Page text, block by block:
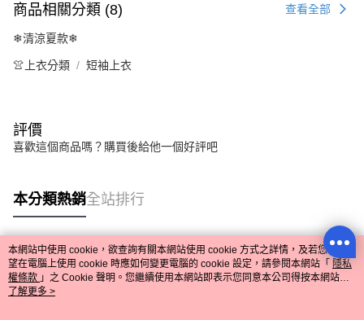
商品相關分類 (8) 查看全部
❄清涼夏款❄
👚上衣分類 短袖上衣
評價
喜歡這個商品嗎？購買後給他一個好評吧
本分類熱銷全站排行
熱門標籤
本網站中使用 cookie，欲查詢有關本網站使用 cookie 方式之詳情，及若您不希
望在電腦上使用 cookie 時應如何變更電腦的 cookie 設定，請參閱本網站「 隱私
權條款 」之 Cookie 聲明。您繼續使用本網站即表示您同意本公司得按本網站使
用條款之 Cookie 聲明使用 cookie。
了解更多 >